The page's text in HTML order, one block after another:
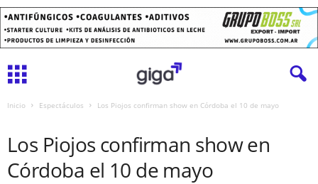
Inicio Espectáculos Los Piojos confirman show en Córdoba el 10 de mayo
Los Piojos confirman show en
Córdoba el 10 de mayo